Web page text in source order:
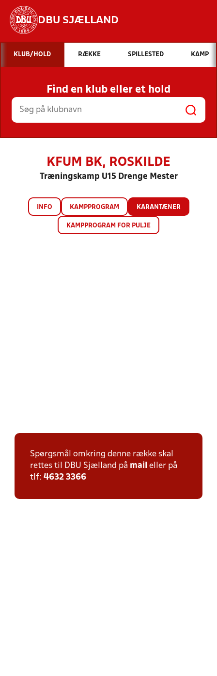
DBU SJÆLLAND
Hvad vil du søge efter?
INDHOLD OG NYHEDER
STILLINGER, RESULTATER, KLUBBER OG
HOLD
KLUB/HOLD RÆKKE SPILLESTED KAMP
Find en klub eller et hold
KFUM BK, ROSKILDE
Træningskamp U15 Drenge Mester
INFO KAMPPROGRAM KARANTÆNER
KAMPPROGRAM FOR PULJE
Spørgsmål omkring denne række skal
rettes til DBU Sjælland på mail eller på
tlf: 4632 3366